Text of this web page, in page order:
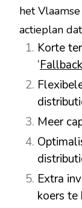
het
actieplan
Korte
‘
Meer
Extra
koers te